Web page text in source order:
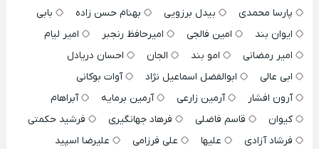
پارسا محمدی
بیدل برزویی بهنام حسن زاده
بابی
ایوان بند
امین فالجی امیرحافظ رنجبر
امیر لیام
امیر رمضانی
امو بند الجان
احسان دریادل
ابی عالی
ابوالفضل اسماعیل نژاد
آوات بوکانی
آرون افشار
آرمین زارعی آرمین برمایه
آبراهام
کیوان
قاسم فاضلی فرهاد جهانگیری
فرشید حکمتی
فرشاد آزادی
علیها علی فرزامی
علیرضا اسپید